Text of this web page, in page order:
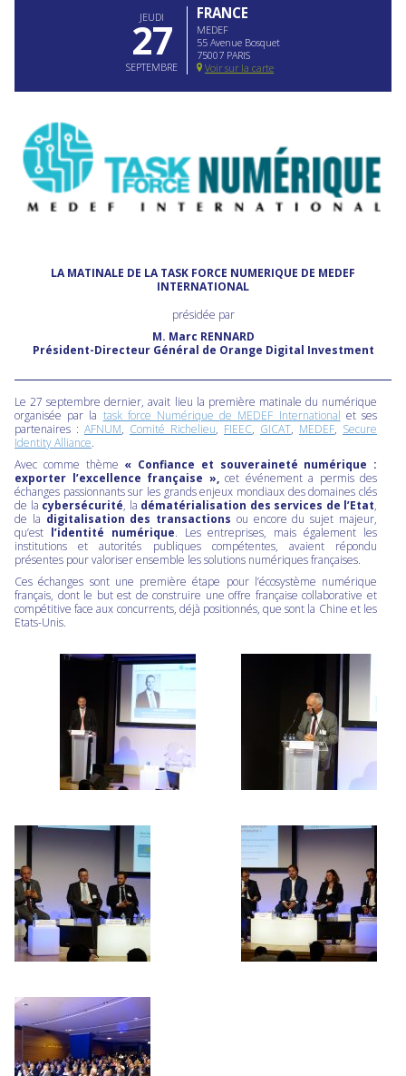
JEUDI
27
SEPTEMBRE
FRANCE
MEDEF
55 Avenue Bosquet
75007 PARIS
Voir sur la carte
LA MATINALE DE LA TASK FORCE NUMERIQUE DE MEDEF
INTERNATIONAL
présidée par
M. Marc RENNARD
Président-Directeur Général de Orange Digital Investment
Le 27 septembre dernier, avait lieu la première matinale du numérique
organisée par la task force Numérique de MEDEF International et ses
partenaires : AFNUM, Comité Richelieu, FIEEC, GICAT, MEDEF, Secure
Identity Alliance.
Avec comme thème « Confiance et souveraineté numérique :
exporter l’excellence française », cet événement a permis des
échanges passionnants sur les grands enjeux mondiaux des domaines clés
de la cybersécurité, la dématérialisation des services de l’Etat,
de la digitalisation des transactions ou encore du sujet majeur,
qu’est l’identité numérique. Les entreprises, mais également les
institutions et autorités publiques compétentes, avaient répondu
présentes pour valoriser ensemble les solutions numériques françaises.
Ces échanges sont une première étape pour l’écosystème numérique
français, dont le but est de construire une offre française collaborative et
compétitive face aux concurrents, déjà positionnés, que sont la Chine et les
Etats-Unis.